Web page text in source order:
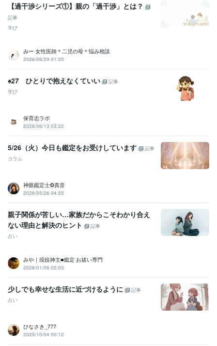
その他ツール
真言密教:26年
瞑想:30年
巡礼先達:10年
タイ語 日常会話レベル
【過干渉シリーズ①】親の「過干渉」とは？
記事
学び
みー 女性医師＊二児の母＊悩み相談
2026/06/29 01:55
♠︎27 ひとりで抱えなくていい
記事
学び
保育志ラボ
2026/06/13 03:22
5/26（火）今日も鑑定をお受けしています
記事
コラム
神眼鑑定士❂真音
2026/05/26 04:55
親子関係が苦しい…家族だからこそわかり合え
ない理由と解決のヒント
記事
占い
みや｜現役神主■鑑定 お祓い専門
2026/01/06 02:03
少しでも幸せな生活に近づけるように
記事
占い
ひなさき_777
2025/10/04 00:12